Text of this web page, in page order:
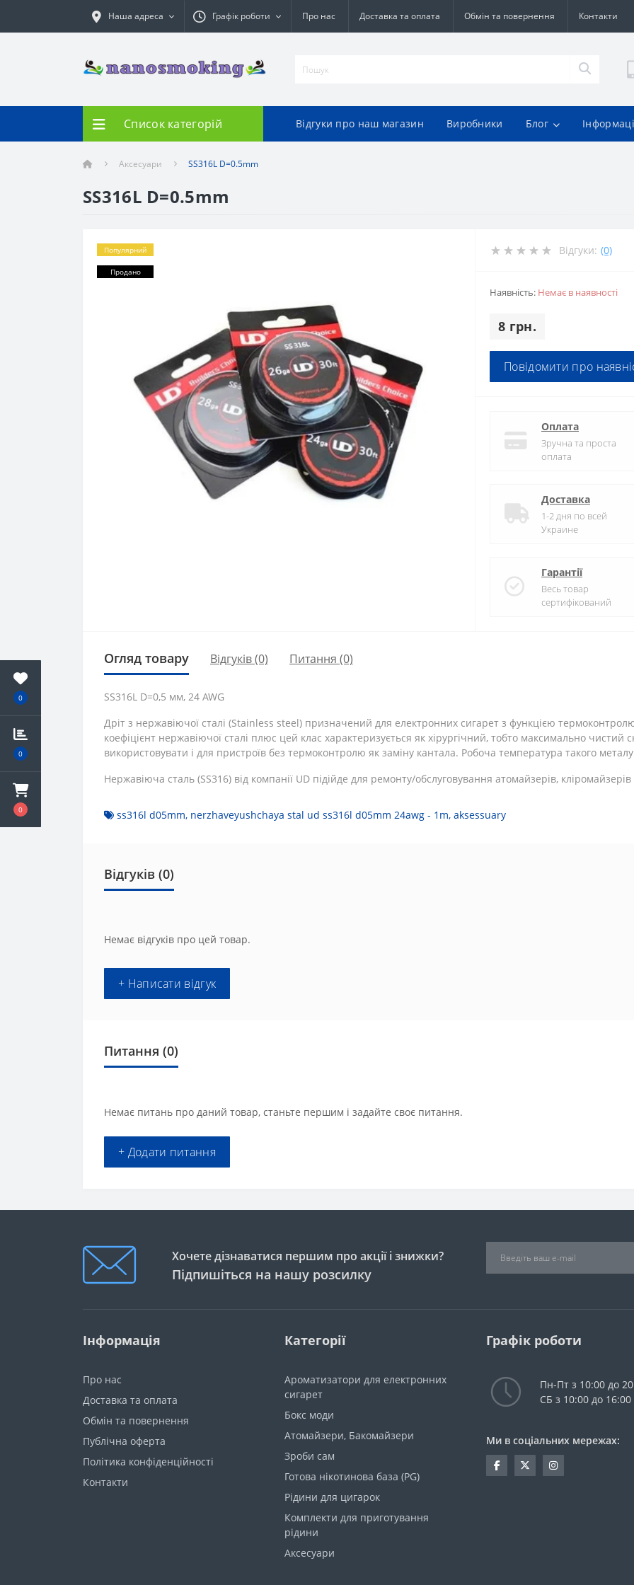
0
0
0
Наша адреса Графік роботи Про нас Доставка та оплата Обмін та повернення Контакти
Список категорій Відгуки про наш магазин Виробники Блог
Аксесуари SS316L D=0.5mm
SS316L D=0.5mm
Популярний
Продано
Відгуки: (0)
Наявність: Немає в наявності
8 грн.
Повідомити про
Оплата
Зручна та проста
оплата
Доставка
1-2 дня по всей
Украине
Гарантії
Весь товар
сертифікований
Огляд товару Відгуків (0) Питання (0)
SS316L D=0,5 мм, 24 AWG
Дріт з нержавіючої сталі (Stainless steel) призначений для електронних сигарет з функцією
коефіцієнт нержавіючої сталі плюс цей клас характеризується як хірургічний, тобто максимально
використовувати і для пристроїв без термоконтролю як заміну кантала. Робоча температура такого
Нержавіюча сталь (SS316) від компанії UD підійде для ремонту/обслуговування атомайзерів,
ss316l d05mm, nerzhaveyushchaya stal ud ss316l d05mm 24awg - 1m, aksessuary
Відгуків (0)
Немає відгуків про цей товар.
+ Написати відгук
Питання (0)
Немає питань про даний товар, станьте першим і задайте своє питання.
+ Додати питання
Хочете дізнаватися першим про акції і знижки?
Підпишіться на нашу розсилку
Інформація
Про нас
Доставка та оплата
Обмін та повернення
Публічна оферта
Політика конфіденційності
Контакти
Категорії
Ароматизатори для електронних
сигарет
Бокс моди
Атомайзери, Бакомайзери
Зроби сам
Готова нікотинова база (PG)
Рідини для цигарок
Комплекти для приготування
рідини
Аксесуари
Графік роботи
Пн-Пт з 10:00 до
СБ з 10:00 до 16:00
Ми в соціальних мережах: